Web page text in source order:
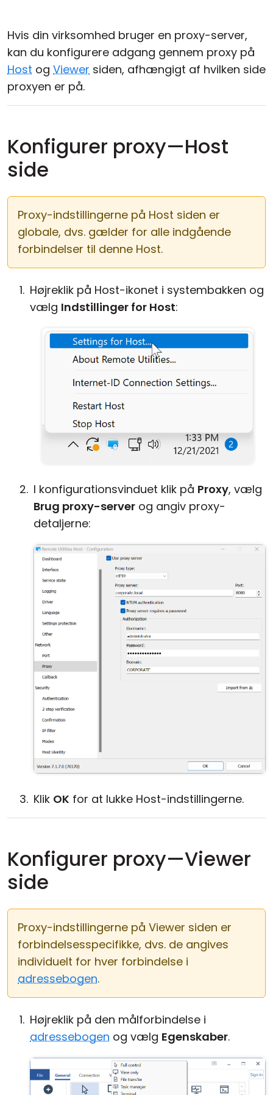
Hvis din virksomhed bruger en proxy-server,
kan du konfigurere adgang gennem proxy på
Host og Viewer siden, afhængigt af hvilken side
proxyen er på.
Konfigurer proxy—Host
side
Proxy-indstillingerne på Host siden er
globale, dvs. gælder for alle indgående
forbindelser til denne Host.
Højreklik på Host-ikonet i systembakken og
vælg Indstillinger for Host:
I konfigurationsvinduet klik på Proxy, vælg
Brug proxy-server og angiv proxy-
detaljerne:
Klik OK for at lukke Host-indstillingerne.
Konfigurer proxy—Viewer
side
Proxy-indstillingerne på Viewer siden er
forbindelsesspecifikke, dvs. de angives
individuelt for hver forbindelse i
adressebogen.
Højreklik på den målforbindelse i
adressebogen og vælg Egenskaber.